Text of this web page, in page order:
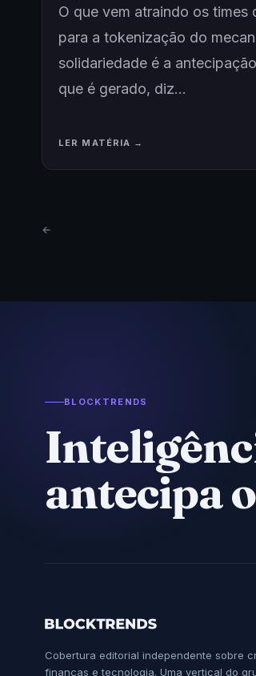
O que vem atraindo os times
para a tokenização do
solidariedade é a
que é gerado, diz…
LER MATÉRIA →
←
BLOCKTRENDS
antecipa
Cobertura editorial independente sobre
finanças e tecnologia. Uma vertical do